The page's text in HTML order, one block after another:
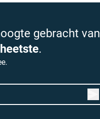
gebracht van
heetste.